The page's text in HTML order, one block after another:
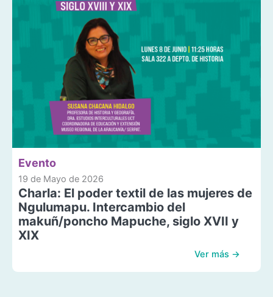
Evento
19 de Mayo de 2026
Charla: El poder textil de las mujeres de
Ngulumapu. Intercambio del
makuñ/poncho Mapuche, siglo XVII y
XIX
Ver más →